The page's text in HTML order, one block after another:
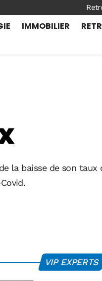
IMMOBILIER
baisse de son taux
VIP EXPERTS